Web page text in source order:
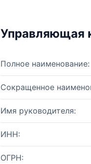
Управляющая
Полное наименование:
Сокращенное
Имя руководителя:
ИНН:
ОГРН: